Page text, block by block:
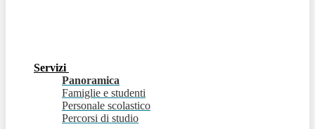
Servizi
Panoramica
Famiglie e studenti
Personale scolastico
Percorsi di studio